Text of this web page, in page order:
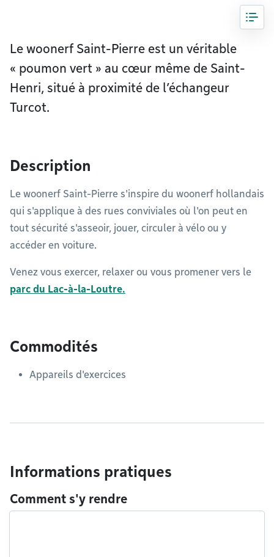
Le woonerf Saint-Pierre est un véritable
« poumon vert » au cœur même de Saint-
Henri, situé à proximité de l’échangeur
Turcot.
Description
Le woonerf Saint-Pierre s'inspire du woonerf hollandais
qui s'applique à des rues conviviales où l'on peut en
tout sécurité s'asseoir, jouer, circuler à vélo ou y
accéder en voiture.
Venez vous exercer, relaxer ou vous promener vers le
parc du Lac-à-la-Loutre.
Commodités
Appareils d'exercices
Informations pratiques
Comment s'y rendre